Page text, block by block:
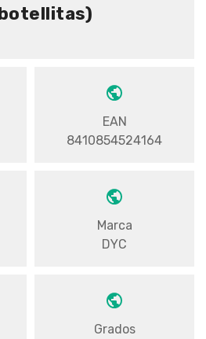
EAN
8410854524164
Marca
DYC
Grados